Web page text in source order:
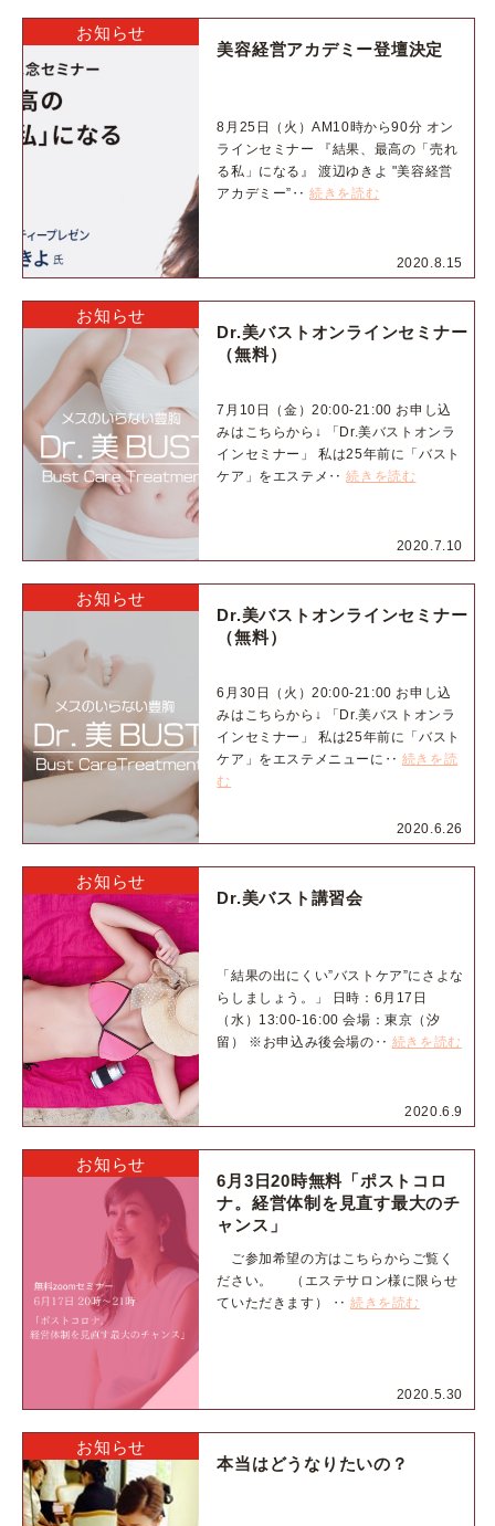
お知らせ
2020.8.15
美容経営アカデミー登壇決定
8月25日（火）AM10時から90分 オン
ラインセミナー 『結果、最高の「売れ
る私」になる』 渡辺ゆきよ "美容経営
アカデミー”‥続きを読む
お知らせ
2020.7.10
Dr.美バストオンラインセミナー
（無料）
7月10日（金）20:00-21:00 お申し込
みはこちらから↓ 「Dr.美バストオンラ
インセミナー」 私は25年前に「バスト
ケア」をエステメ‥続きを読む
お知らせ
2020.6.26
Dr.美バストオンラインセミナー
（無料）
6月30日（火）20:00-21:00 お申し込
みはこちらから↓ 「Dr.美バストオンラ
インセミナー」 私は25年前に「バスト
ケア」をエステメニューに‥ 続きを読
む
お知らせ
2020.6.9
Dr.美バスト講習会
「結果の出にくい”バストケア”にさよな
らしましょう。」 日時：6月17日
（水）13:00-16:00 会場：東京（汐
留） ※お申込み後会場の‥ 続きを読む
お知らせ
2020.5.30
6月3日20時無料「ポストコロ
ナ。経営体制を見直す最大のチ
ャンス」
ご参加希望の方はこちらからご覧く
ださい。 （エステサロン様に限らせ
ていただきます） ‥続きを読む
お知らせ
本当はどうなりたいの？